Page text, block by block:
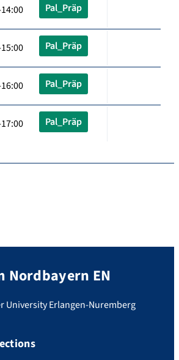
Pal_Präp
Pal_Präp
Pal_Präp
Pal_Präp
Nordbayern EN
University Erlangen-Nuremberg